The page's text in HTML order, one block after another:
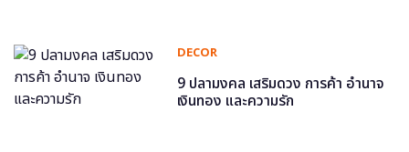
DECOR
9 ปลามงคล เสริมดวง การค้า อำนาจ
เงินทอง และความรัก